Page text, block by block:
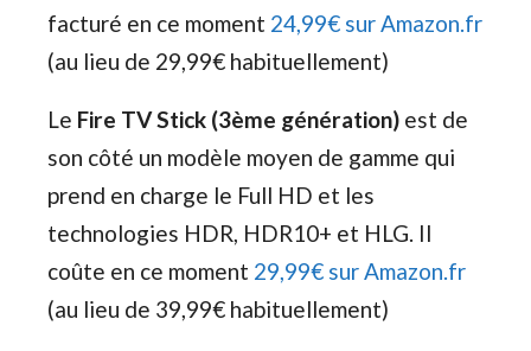
facturé en ce moment 24,99€ sur Amazon.fr
(au lieu de 29,99€ habituellement)
Le Fire TV Stick (3ème génération) est de
son côté un modèle moyen de gamme qui
prend en charge le Full HD et les
technologies HDR, HDR10+ et HLG. Il
coûte en ce moment 29,99€ sur Amazon.fr
(au lieu de 39,99€ habituellement)